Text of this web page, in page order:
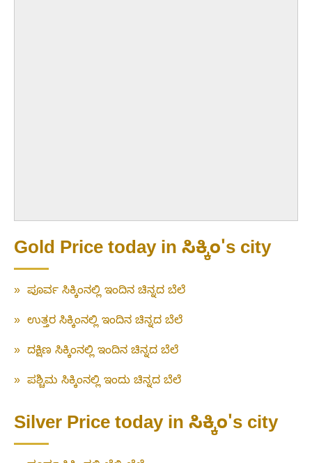
Gold Price today in ಸಿಕ್ಕಿಂ's city
» ಪೂರ್ವ ಸಿಕ್ಕಿಂನಲ್ಲಿ ಇಂದಿನ ಚಿನ್ನದ ಬೆಲೆ
» ಉತ್ತರ ಸಿಕ್ಕಿಂನಲ್ಲಿ ಇಂದಿನ ಚಿನ್ನದ ಬೆಲೆ
» ದಕ್ಷಿಣ ಸಿಕ್ಕಿಂನಲ್ಲಿ ಇಂದಿನ ಚಿನ್ನದ ಬೆಲೆ
» ಪಶ್ಚಿಮ ಸಿಕ್ಕಿಂನಲ್ಲಿ ಇಂದು ಚಿನ್ನದ ಬೆಲೆ
Silver Price today in ಸಿಕ್ಕಿಂ's city